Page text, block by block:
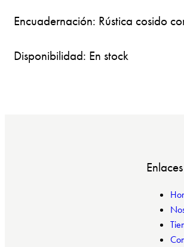
Encuadernación: Rústica cosido
Disponibilidad: En stock
Enlaces